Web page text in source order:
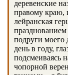
деревенские
правому краю,
лейранская
подруги моего
день в году,
подсмеиваясь
чопорной